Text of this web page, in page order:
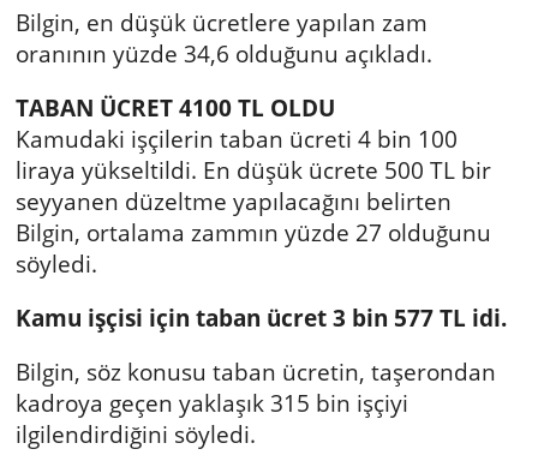
Bilgin, en düşük ücretlere yapılan zam
oranının yüzde 34,6 olduğunu açıkladı.
TABAN ÜCRET 4100 TL OLDU
Kamudaki işçilerin taban ücreti 4 bin 100
liraya yükseltildi. En düşük ücrete 500 TL bir
seyyanen düzeltme yapılacağını belirten
Bilgin, ortalama zammın yüzde 27 olduğunu
söyledi.
Kamu işçisi için taban ücret 3 bin 577 TL idi.
Bilgin, söz konusu taban ücretin, taşerondan
kadroya geçen yaklaşık 315 bin işçiyi
ilgilendirdiğini söyledi.